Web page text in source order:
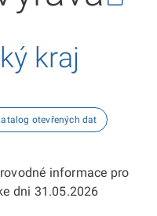
kraj
otevřených dat
informace pro
dni 31.05.2026